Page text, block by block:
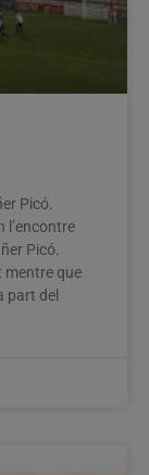
Picó.
l’encontre
Picó.
mentre que
part del